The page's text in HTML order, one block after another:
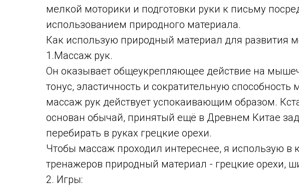
мелкой моторики и подготовки руки к письму
использованием природного материала.
Как использую природный материал для развития
1.Массаж рук.
Он оказывает общеукрепляющее действие на
тонус, эластичность и сократительную
массаж рук действует успокаивающим образом.
основан обычай, принятый ещё в Древнем Китае
перебирать в руках грецкие орехи.
Чтобы массаж проходил интереснее, я использую в
тренажеров природный материал - грецкие орехи,
2. Игры: